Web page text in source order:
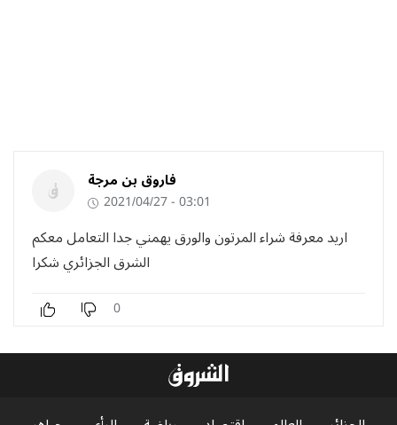
فاروق بن مرجة
2021/04/27 - 03:01
اريد معرفة شراء المرتون والورق يهمني جدا التعامل معكم
الشرق الجزائري شكرا
0